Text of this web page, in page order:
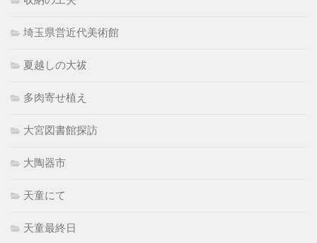
埼玉県営近代美術館
夏越しの大祓
多肉寄せ植え
大宮図書館探訪
大陶器市
天童にて
天童最終日